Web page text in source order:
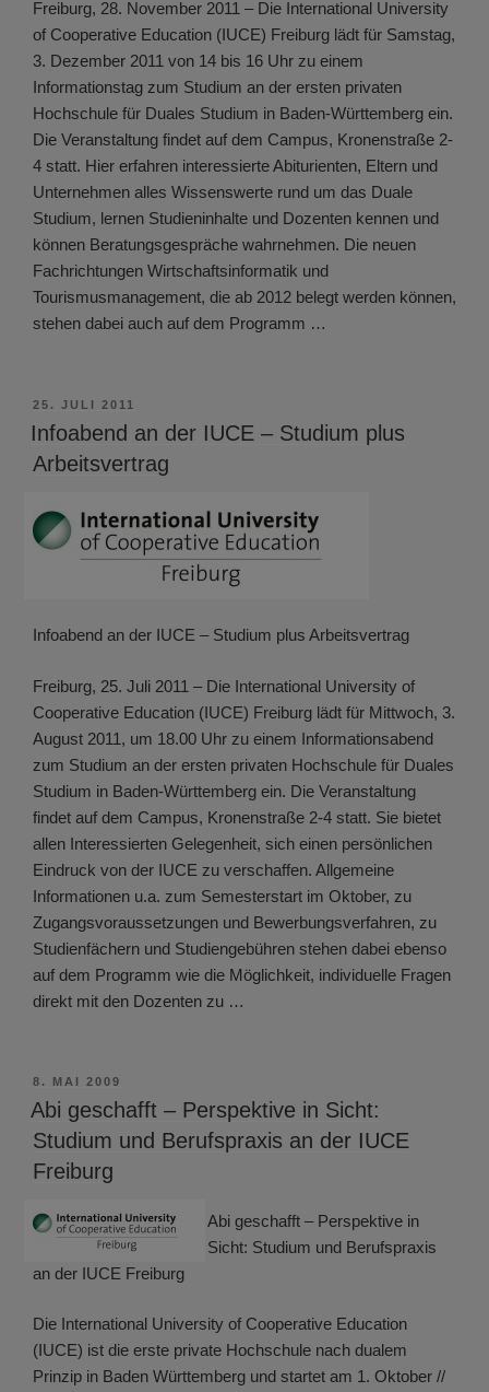
Freiburg, 28. November 2011 – Die International University
of Cooperative Education (IUCE) Freiburg lädt für Samstag,
3. Dezember 2011 von 14 bis 16 Uhr zu einem
Informationstag zum Studium an der ersten privaten
Hochschule für Duales Studium in Baden-Württemberg ein.
Die Veranstaltung findet auf dem Campus, Kronenstraße 2-
4 statt. Hier erfahren interessierte Abiturienten, Eltern und
Unternehmen alles Wissenswerte rund um das Duale
Studium, lernen Studieninhalte und Dozenten kennen und
können Beratungsgespräche wahrnehmen. Die neuen
Fachrichtungen Wirtschaftsinformatik und
Tourismusmanagement, die ab 2012 belegt werden können,
stehen dabei auch auf dem Programm …
VERÖFFENTLICHT
AM
25. JULI 2011
Infoabend an der IUCE – Studium plus
Arbeitsvertrag
Infoabend an der IUCE – Studium plus Arbeitsvertrag
Freiburg, 25. Juli 2011 – Die International University of
Cooperative Education (IUCE) Freiburg lädt für Mittwoch, 3.
August 2011, um 18.00 Uhr zu einem Informationsabend
zum Studium an der ersten privaten Hochschule für Duales
Studium in Baden-Württemberg ein. Die Veranstaltung
findet auf dem Campus, Kronenstraße 2-4 statt. Sie bietet
allen Interessierten Gelegenheit, sich einen persönlichen
Eindruck von der IUCE zu verschaffen. Allgemeine
Informationen u.a. zum Semesterstart im Oktober, zu
Zugangsvoraussetzungen und Bewerbungsverfahren, zu
Studienfächern und Studiengebühren stehen dabei ebenso
auf dem Programm wie die Möglichkeit, individuelle Fragen
direkt mit den Dozenten zu …
VERÖFFENTLICHT
AM
8. MAI 2009
Abi geschafft – Perspektive in Sicht:
Studium und Berufspraxis an der IUCE
Freiburg
Abi geschafft – Perspektive in
Sicht: Studium und Berufspraxis
an der IUCE Freiburg
Die International University of Cooperative Education
(IUCE) ist die erste private Hochschule nach dualem
Prinzip in Baden Württemberg und startet am 1. Oktober //